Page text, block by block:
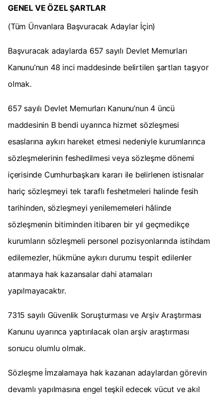
GENEL VE ÖZEL ŞARTLAR
(Tüm Ünvanlara Başvuracak Adaylar İçin)
Başvuracak adaylarda 657 sayılı Devlet Memurları
Kanunu’nun 48 inci maddesinde belirtilen şartları taşıyor
olmak.
657 sayılı Devlet Memurları Kanunu’nun 4 üncü
maddesinin B bendi uyarınca hizmet sözleşmesi
esaslarına aykırı hareket etmesi nedeniyle kurumlarınca
sözleşmelerinin feshedilmesi veya sözleşme dönemi
içerisinde Cumhurbaşkanı kararı ile belirlenen istisnalar
hariç sözleşmeyi tek taraflı feshetmeleri halinde fesih
tarihinden, sözleşmeyi yenilememeleri hâlinde
sözleşmenin bitiminden itibaren bir yıl geçmedikçe
kurumların sözleşmeli personel pozisyonlarında istihdam
edilemezler, hükmüne aykırı durumu tespit edilenler
atanmaya hak kazansalar dahi atamaları
yapılmayacaktır.
7315 sayılı Güvenlik Soruşturması ve Arşiv Araştırması
Kanunu uyarınca yaptırılacak olan arşiv araştırması
sonucu olumlu olmak.
Sözleşme İmzalamaya hak kazanan adaylardan görevin
devamlı yapılmasına engel teşkil edecek vücut ve akıl